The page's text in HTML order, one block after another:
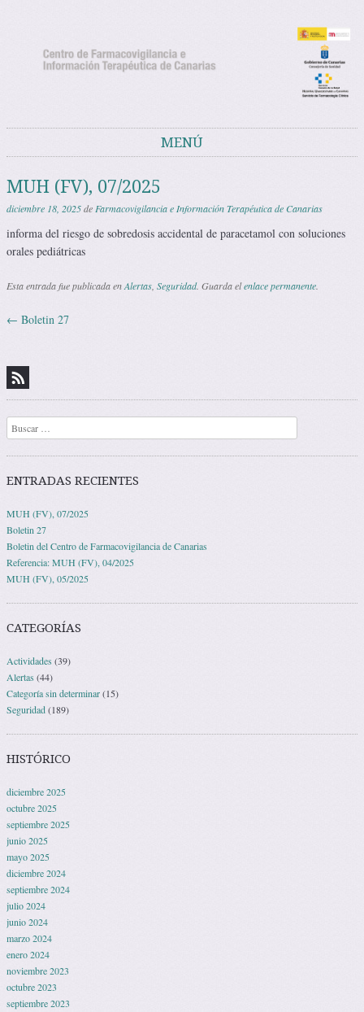
MENÚ
MUH (FV), 07/2025
diciembre 18, 2025deFarmacovigilancia e Información Terapéutica de Canarias
informa del riesgo de sobredosis accidental de paracetamol con soluciones
orales pediátricas
Esta entrada fue publicada enAlertas, Seguridad. Guarda elenlace permanente.
Navegación de entradas
← Boletin 27
Buscar
ENTRADAS RECIENTES
MUH (FV), 07/2025
Boletin 27
Boletin del Centro de Farmacovigilancia de Canarias
Referencia: MUH (FV), 04/2025
MUH (FV), 05/2025
CATEGORÍAS
Actividades (39)
Alertas (44)
Categoría sin determinar(15)
Seguridad(189)
HISTÓRICO
diciembre 2025
octubre 2025
septiembre 2025
junio 2025
mayo 2025
diciembre 2024
septiembre 2024
julio 2024
junio 2024
marzo 2024
enero 2024
noviembre 2023
octubre 2023
septiembre 2023